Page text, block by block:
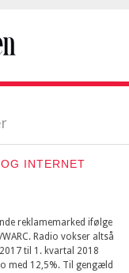
INTERNET
reklamemarked ifølge
Radio vokser altså
til 1. kvartal 2018
med 12,5%. Til gengæld